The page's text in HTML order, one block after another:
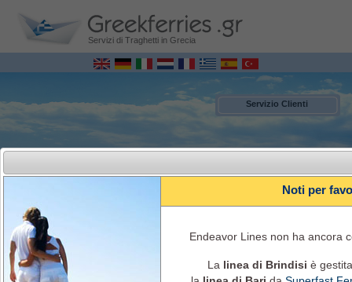
Servizi di Traghetti in Grecia
Servizio Clienti
Noti per
Endeavor Lines non ha ancora
La linea di Brindisi è